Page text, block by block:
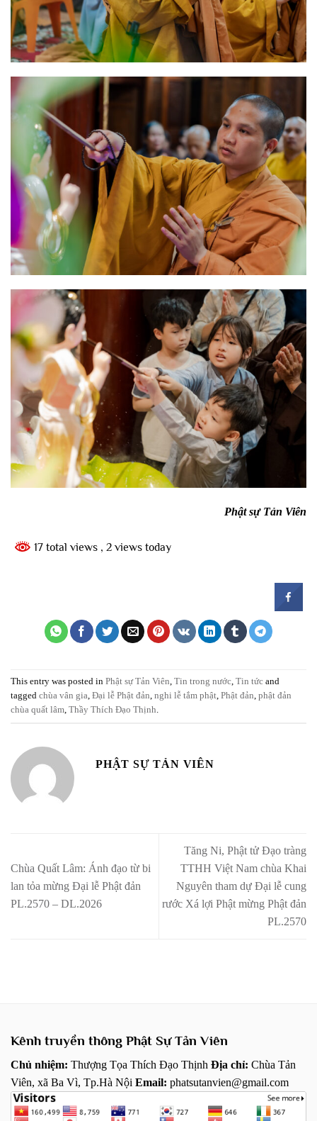
Phật sự Tản Viên
17 total views , 2 views today
This entry was posted in Phật sự Tản Viên, Tin trong nước, Tin tức and
tagged chùa vân gia, Đại lễ Phật đản, nghi lễ tắm phật, Phật đản, phật đản
chùa quất lâm, Thầy Thích Đạo Thịnh.
PHẬT SỰ TẢN VIÊN
Chùa Quất Lâm: Ánh đạo từ bi
lan tỏa mừng Đại lễ Phật đản
PL.2570 – DL.2026
Tăng Ni, Phật tử Đạo tràng
TTHH Việt Nam chùa Khai
Nguyên tham dự Đại lễ cung
rước Xá lợi Phật mừng Phật đản
PL.2570
Kênh truyền thông Phật Sự Tản Viên
Chủ nhiệm: Thượng Tọa Thích Đạo Thịnh Địa chỉ: Chùa Tản
Viên, xã Ba Vì, Tp.Hà Nội Email: phatsutanvien@gmail.com